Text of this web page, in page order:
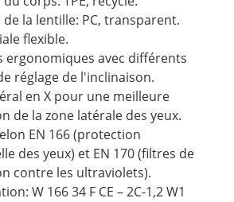
la lentille: PC, transparent.
flexible.
ergonomiques avec différents
réglage de l'inclinaison.
en X pour une meilleure
de la zone latérale des yeux.
EN 166 (protection
des yeux) et EN 170 (filtres de
contre les ultraviolets).
W 166 34 F CE – 2C-1,2 W1